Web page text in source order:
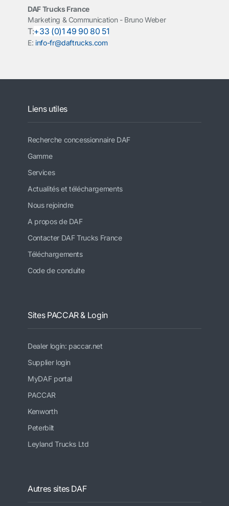
DAF Trucks France
Marketing & Communication - Bruno Weber
T:+33 (0)1 49 90 80 51
E: info-fr@daftrucks.com
Liens utiles
Recherche concessionnaire DAF
Gamme
Services
Actualités et téléchargements
Nous rejoindre
A propos de DAF
Contacter DAF Trucks France
Téléchargements
Code de conduite
Sites PACCAR & Login
Dealer login: paccar.net
Supplier login
MyDAF portal
PACCAR
Kenworth
Peterbilt
Leyland Trucks Ltd
Autres sites DAF